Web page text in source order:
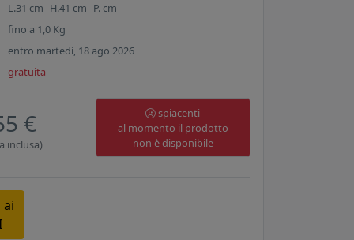
L.31 cm H.41 cm P. cm
fino a 1,0 Kg
entro martedì, 18 ago 2026
gratuita
€
inclusa)
spiacenti
al momento il prodotto
non è disponibile
ai